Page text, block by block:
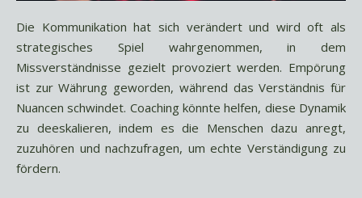
Die Kommunikation hat sich verändert und wird oft als
strategisches Spiel wahrgenommen, in dem
Missverständnisse gezielt provoziert werden. Empörung
ist zur Währung geworden, während das Verständnis für
Nuancen schwindet. Coaching könnte helfen, diese Dynamik
zu deeskalieren, indem es die Menschen dazu anregt,
zuzuhören und nachzufragen, um echte Verständigung zu
fördern.